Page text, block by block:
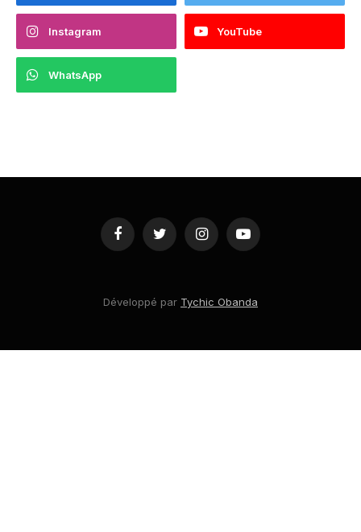
Instagram YouTube
WhatsApp
FacebookTwitter InstagramYouTube
Développé par Tychic Obanda